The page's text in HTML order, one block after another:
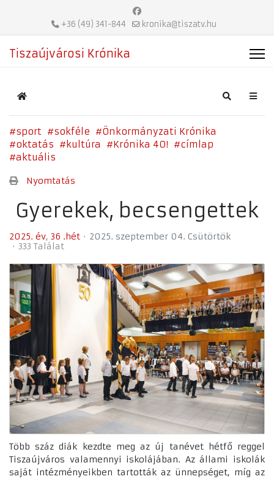
+36 (49) 341-844 kronika@tiszatv.hu
Tiszaújvárosi Krónika
Home Search
sport sokféle
Önkormányzati Krónika
oktatás
kultúra Krónika 40!
címlap
aktuális
Nyomtatás
Gyerekek, becsengettek
2025. év 36 .hét
2025. szeptember 04. Csütörtök
333 Találat
Több száz diák kezdte meg az új tanévet hétfő reggel
Tiszaújváros valamennyi iskolájában. Az állami iskolák
saját intézményeikben tartották az ünnepséget, míg az